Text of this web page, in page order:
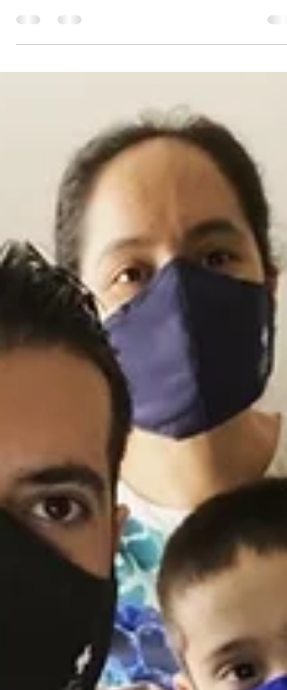
Covid-19, es la cantidad de locales
comerciales que hoy aparecen con un
letrero de “se renta” por...